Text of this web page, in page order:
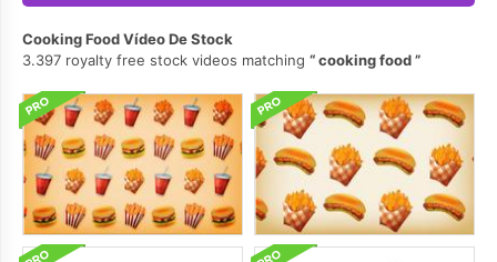
Cooking Food Vídeo De Stock
3.397 royalty free stock videos matching
cooking food